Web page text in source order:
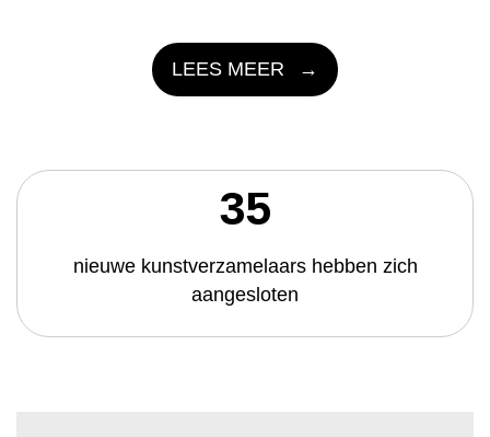
LEES MEER
35
nieuwe kunstverzamelaars hebben zich
aangesloten